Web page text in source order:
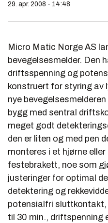
29. apr. 2008 - 14:48
Micro Matic Norge AS
bevegelsesmelder. Den
driftsspenning og
konstruert for styring av
nye
bygg med sentral
meget godt
den er liten og med pen
monteres i et hjørne
festebrakett, noe som
justeringer for optimal
detektering og
potensialfri sluttkontakt,
til 30 min., driftspenning